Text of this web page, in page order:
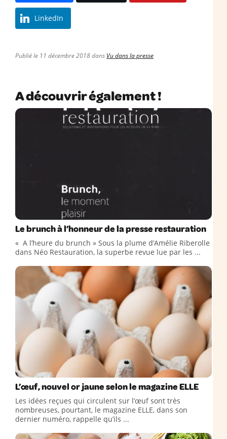
LinkedIn
Publié le 11 décembre 2018 dans Vu dans la presse
A découvrir également !
Le brunch à l’honneur de la presse restauration
« A l’heure du brunch » Sous la plume d’Amélie Riberolle
dans Néo Restauration, la superbe revue lue par les ...
L’œuf, nouvel or jaune selon le magazine ELLE
Les idées reçues qui circulent sur l’œuf sont très
nombreuses, pourtant, le magazine ELLE, dans son
dernier numéro, rappelle qu’ils ...